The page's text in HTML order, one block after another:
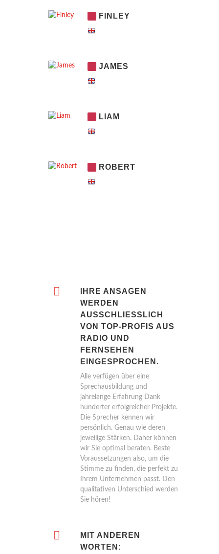
FINLEY
JAMES
LIAM
ROBERT
IHRE ANSAGEN
WERDEN
AUSSCHLIESSLICH
VON TOP-PROFIS AUS
RADIO UND
FERNSEHEN
EINGESPROCHEN.
Alle verfügen über eine
Sprechausbildung und
jahrelange Erfahrung Dank
hunderter erfolgreicher Projekte.
Die Sprecher kennen wir
persönlich. Genau wie deren
jeweilige Stärken. Daher können
wir Sie optimal beraten. Beste
Voraussetzungen also, um die
Stimme zu finden, die perfekt zu
Ihrem Unternehmen passt. Den
qualitativen Unterschied werden
Sie hören!
MIT ANDEREN
WORTEN: